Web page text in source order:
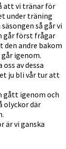
att vi tränar för
under träning
så går vi
går först frågar
den andre bakom
igenom.
av dessa
ju bli vår tur att
gått igenom och
olyckor där
är vi ganska